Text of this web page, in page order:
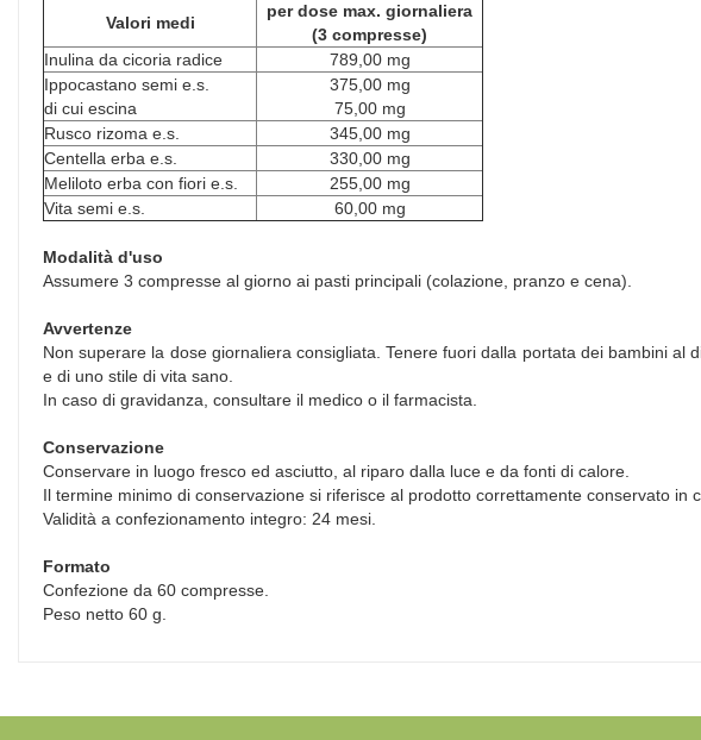
Valori medi
per dose max. giornaliera
(3 compresse)
Inulina da cicoria radice
789,00 mg
Ippocastano semi e.s.
di cui escina
375,00 mg
75,00 mg
Rusco rizoma e.s.
345,00 mg
Centella erba e.s.
330,00 mg
Meliloto erba con fiori e.s.
255,00 mg
Vita semi e.s.
60,00 mg
Modalità d'uso
Assumere 3 compresse al giorno ai pasti principali (colazione, pranzo e cena).
Avvertenze
Non superare la dose giornaliera consigliata. Tenere fuori dalla portata dei bambini
e di uno stile di vita sano.
In caso di gravidanza, consultare il medico o il farmacista.
Conservazione
Conservare in luogo fresco ed asciutto, al riparo dalla luce e da fonti di calore.
Il termine minimo di conservazione si riferisce al prodotto correttamente conservato in
Validità a confezionamento integro: 24 mesi.
Formato
Confezione da 60 compresse.
Peso netto 60 g.